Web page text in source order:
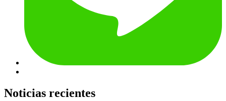
Noticias recientes